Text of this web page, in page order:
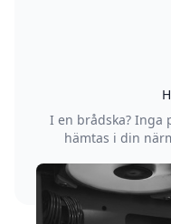
I en brådska? Inga
hämtas i din